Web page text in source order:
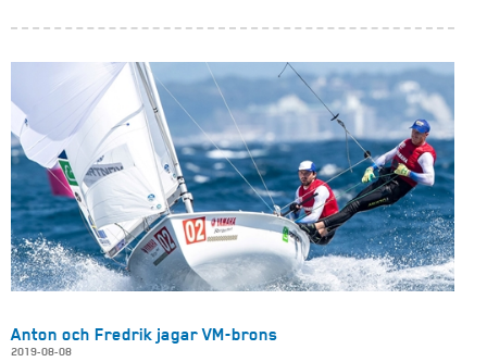
Anton och Fredrik jagar VM-brons
2019-08-08